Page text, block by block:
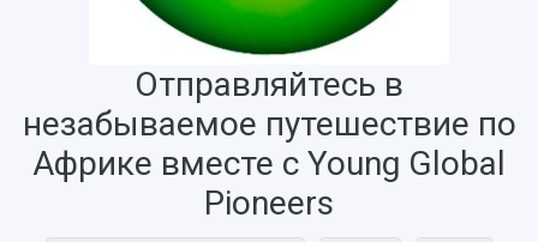
Об университете
История
Ключевые факты
Рейтинги
Главные новости
Бортжурнал
Объявления
Образование
Почему я выбираю Самарский университет?
Абитуриенту
Бакалавриат и специалитет
Научно-исследовательская деятельность
Основные научные направления
Научные школы и ведущие научные коллективы
Диссертационные советы
Подготовка научных кадров
Отправляйтесь в
незабываемое путешествие по
Африке вместе с Young Global
Pioneers